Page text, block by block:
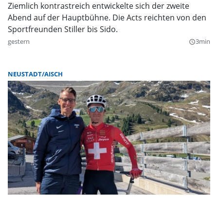
Ziemlich kontrastreich entwickelte sich der zweite
Abend auf der Hauptbühne. Die Acts reichten von den
Sportfreunden Stiller bis Sido.
gestern query_builder3min
NEUSTADT/AISCH